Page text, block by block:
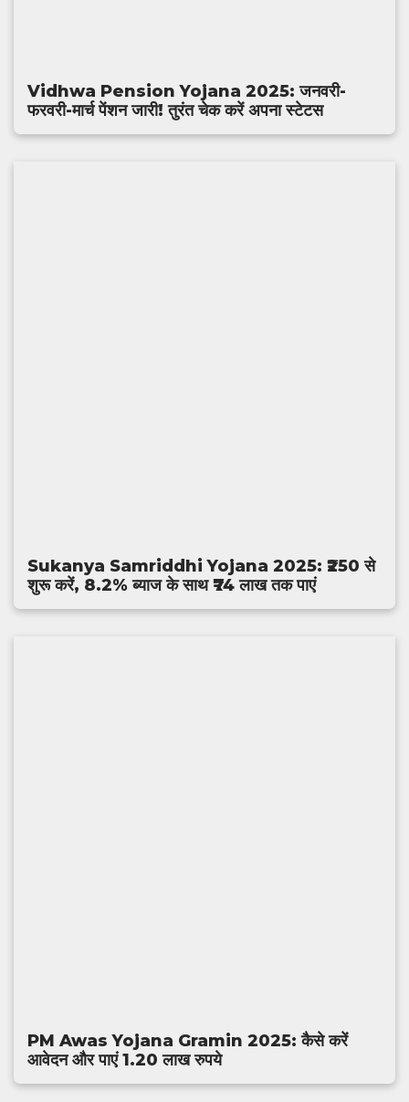
Vidhwa Pension Yojana 2025: जनवरी-
फरवरी-मार्च पेंशन जारी! तुरंत चेक करें अपना स्टेटस
Sukanya Samriddhi Yojana 2025: ₹250 से
शुरू करें, 8.2% ब्याज के साथ ₹74 लाख तक पाएं
PM Awas Yojana Gramin 2025: कैसे करें
आवेदन और पाएं 1.20 लाख रुपये